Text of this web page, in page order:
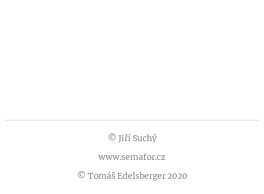
© Jiří Suchý
www.semafor.cz
© Tomáš Edelsberger 2020